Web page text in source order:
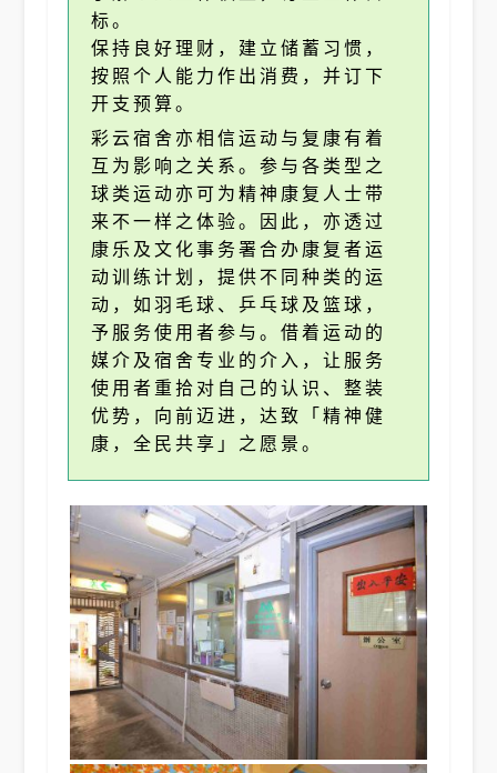
标。
保持良好理财，建立储蓄习惯，
按照个人能力作出消费，并订下
开支预算。
彩云宿舍亦相信运动与复康有着
互为影响之关系。参与各类型之
球类运动亦可为精神康复人士带
来不一样之体验。因此，亦透过
康乐及文化事务署合办康复者运
动训练计划，提供不同种类的运
动，如羽毛球、乒乓球及篮球，
予服务使用者参与。借着运动的
媒介及宿舍专业的介入，让服务
使用者重拾对自己的认识、整装
优势，向前迈进，达致「精神健
康，全民共享」之愿景。